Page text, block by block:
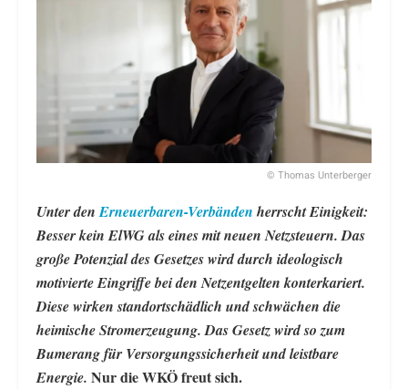
© Thomas Unterberger
Unter denErneuerbaren-Verbänden herrscht Einigkeit:
Besser kein ElWG als eines mit neuen Netzsteuern. Das
große Potenzial des Gesetzes wird durch ideologisch
motivierte Eingriffe bei den Netzentgelten konterkariert.
Diese wirken standortschädlich und schwächen die
heimische Stromerzeugung. Das Gesetz wird so zum
Bumerang für Versorgungssicherheit und leistbare
Energie. Nur die WKÖ freut sich.